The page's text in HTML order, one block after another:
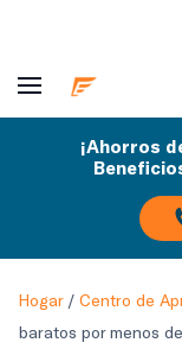
¡Ahorros
Hogar/ Centro de
baratos por menos